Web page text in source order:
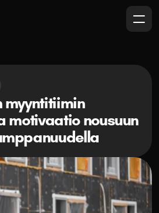
myyntitiimin
motivaatio nousuun